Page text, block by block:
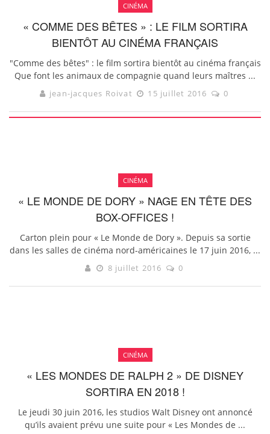
CINÉMA
« COMME DES BÊTES » : LE FILM SORTIRA
BIENTÔT AU CINÉMA FRANÇAIS
"Comme des bêtes" : le film sortira bientôt au cinéma français
Que font les animaux de compagnie quand leurs maîtres ...
jean-jacques Roivat 15 juillet 2016 0
CINÉMA
« LE MONDE DE DORY » NAGE EN TÊTE DES
BOX-OFFICES !
Carton plein pour « Le Monde de Dory ». Depuis sa sortie
dans les salles de cinéma nord-américaines le 17 juin 2016, ...
8 juillet 2016 0
CINÉMA
« LES MONDES DE RALPH 2 » DE DISNEY
SORTIRA EN 2018 !
Le jeudi 30 juin 2016, les studios Walt Disney ont annoncé
qu’ils avaient prévu une suite pour « Les Mondes de ...